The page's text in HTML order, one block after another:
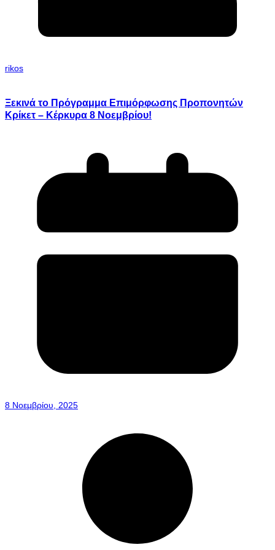
rikos
Ξεκινά το Πρόγραμμα Επιμόρφωσης Προπονητών
Κρίκετ – Κέρκυρα 8 Νοεμβρίου!
8 Νοεμβρίου, 2025